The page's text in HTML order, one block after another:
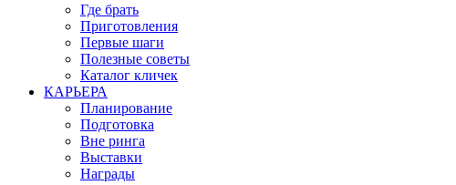
Где брать
Приготовления
Первые шаги
Полезные советы
Каталог кличек
КАРЬЕРА
Планирование
Подготовка
Вне ринга
Выставки
Награды